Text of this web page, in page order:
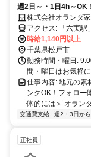
週2日～・1日4h～OK
ライベートとの両立
OK！
株式会社オランダ
アクセス:
時給1,140円以上
千葉県松戸市
勤務時間・曜日:
間・曜日はお気軽
仕事内容: 地元の素
ンクOK！フォロー
体的には＞ オラン
交通費支給 週2・3日か
正社員